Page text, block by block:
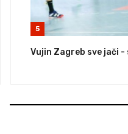
5
Vujin Zagreb sve jači